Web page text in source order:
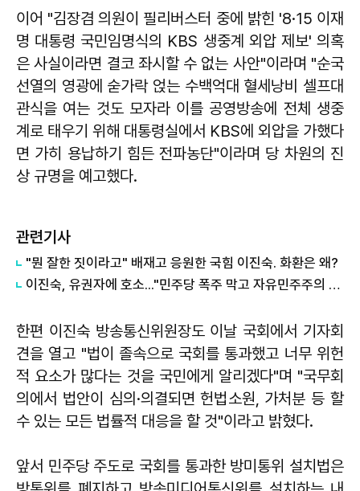
이어 "김장겸 의원이 필리버스터 중에 밝힌 '8·15 이재
명 대통령 국민임명식의 KBS 생중계 외압 제보' 의혹
은 사실이라면 결코 좌시할 수 없는 사안"이라며 "순국
선열의 영광에 숟가락 얹는 수백억대 혈세낭비 셀프대
관식을 여는 것도 모자라 이를 공영방송에 전체 생중
계로 태우기 위해 대통령실에서 KBS에 외압을 가했다
면 가히 용납하기 힘든 전파농단"이라며 당 차원의 진
상 규명을 예고했다.
관련기사
"뭔 잘한 짓이라고" 배재고 응원한 국힘 이진숙. 화환은 왜?
이진숙, 유권자에 호소..."민주당 폭주 막고 자유민주주의 지켜야"
한편 이진숙 방송통신위원장도 이날 국회에서 기자회
견을 열고 "법이 졸속으로 국회를 통과했고 너무 위헌
적 요소가 많다는 것을 국민에게 알리겠다"며 "국무회
의에서 법안이 심의·의결되면 헌법소원, 가처분 등 할
수 있는 모든 법률적 대응을 할 것"이라고 밝혔다.
앞서 민주당 주도로 국회를 통과한 방미통위 설치법은